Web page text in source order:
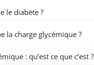
le diabète ?
la charge glycémique ?
: qu’est ce que c’est ?